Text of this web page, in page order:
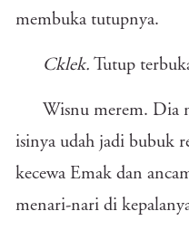
membuka tutupnya.
Cklek. Tutup
Wisnu merem. Dia
isinya udah jadi bubuk
kecewa Emak dan
menari-nari di